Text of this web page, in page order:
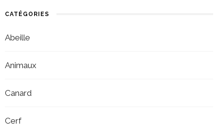
CATÉGORIES
Abeille
Animaux
Canard
Cerf